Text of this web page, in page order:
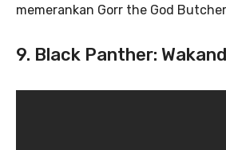
memerankan Gorr the God
9. Black Panther: